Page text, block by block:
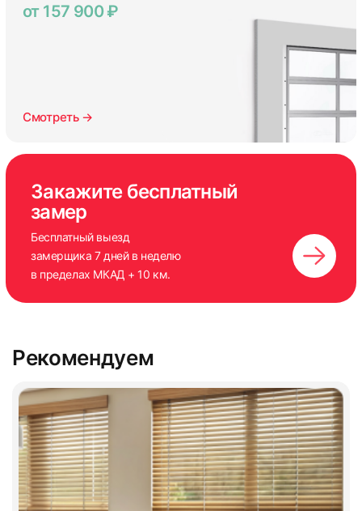
от 157 900 ₽
Смотреть →
Закажите бесплатный
замер
Бесплатный выезд
замерщика 7 дней в неделю
в пределах МКАД + 10 км.
Рекомендуем